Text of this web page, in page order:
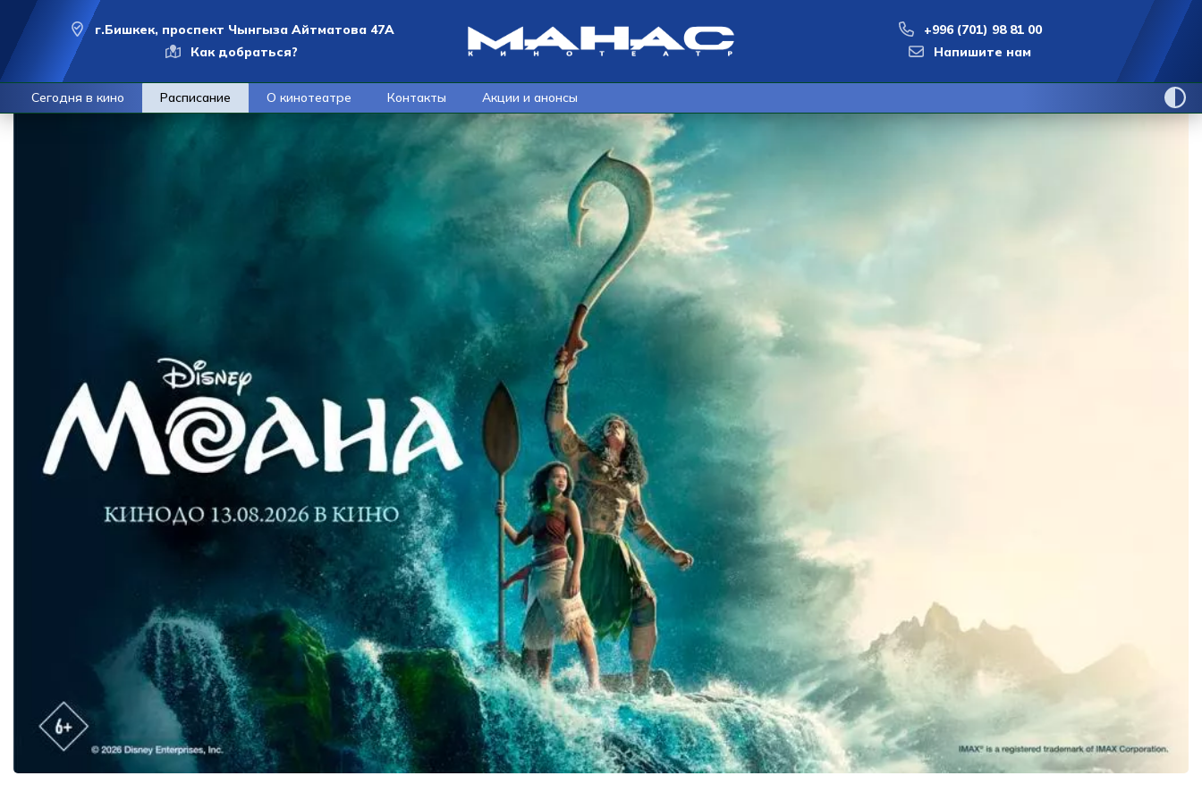
г.Бишкек, проспект Чынгыза Айтматова 47А
Как добраться?
+996 (701) 98 81 00
Напишите нам
Сегодня в кино Расписание О кинотеатре Контакты Акции и анонсы